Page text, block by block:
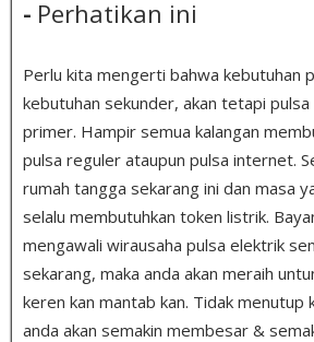
- Perhatikan ini
Perlu kita mengerti bahwa kebutuhan
kebutuhan sekunder, akan tetapi pulsa
primer. Hampir semua kalangan
pulsa reguler ataupun pulsa internet.
rumah tangga sekarang ini dan masa
selalu membutuhkan token listrik.
mengawali wirausaha pulsa elektrik
sekarang, maka anda akan meraih
keren kan mantab kan. Tidak menutup
anda akan semakin membesar &